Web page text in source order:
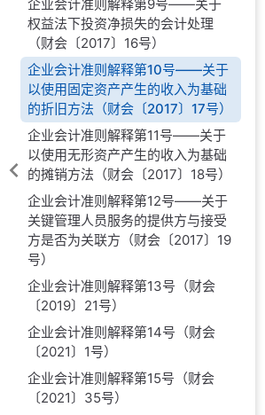
企业会计准则解释第9号——关于
权益法下投资净损失的会计处理
（财会〔2017〕16号）
企业会计准则解释第10号——关于
以使用固定资产产生的收入为基础
的折旧方法（财会〔2017〕17号）
企业会计准则解释第11号——关于
以使用无形资产产生的收入为基础
的摊销方法（财会〔2017〕18号）
企业会计准则解释第12号——关于
关键管理人员服务的提供方与接受
方是否为关联方（财会〔2017〕19
号）
企业会计准则解释第13号（财会
〔2019〕21号）
企业会计准则解释第14号（财会
〔2021〕1号）
企业会计准则解释第15号（财会
〔2021〕35号）